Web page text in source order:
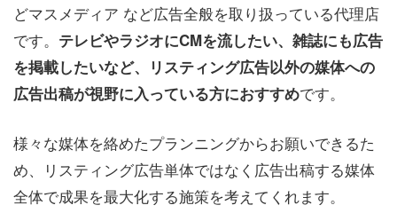
どマスメディア など広告全般を取り扱っている代理店
です。 テレビやラジオにCMを流したい、雑誌にも広告
を掲載したいなど、リスティング広告以外の媒体への
広告出稿が視野に入っている方におすすめです。
様々な媒体を絡めたプランニングからお願いできるた
め、リスティング広告単体ではなく広告出稿する媒体
全体で成果を最大化する施策を考えてくれます。